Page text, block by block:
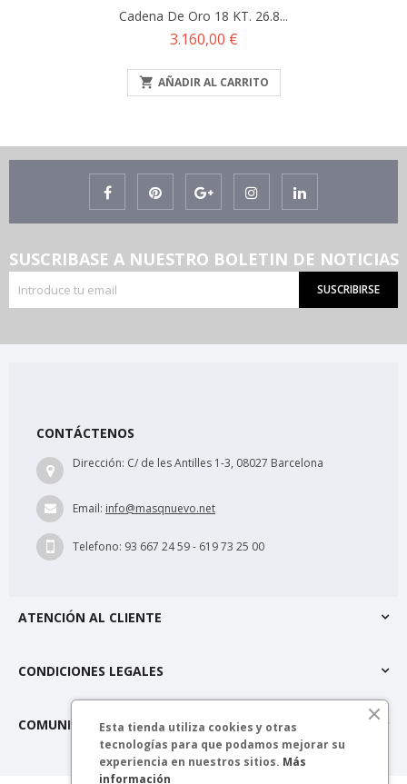
Cadena De Oro 18 KT. 26.8...
Precio
3.160,00 €
 AÑADIR AL CARRITO
SUSCRIBASE A NUESTRO BOLETIN DE NOTICIAS
SUSCRIBIRSE
CONTÁCTENOS
Dirección: C/ de les Antilles 1-3, 08027 Barcelona
Email: info@masqnuevo.net
Telefono: 93 667 24 59 - 619 73 25 00
ATENCIÓN AL CLIENTE
CONDICIONES LEGALES
COMUNIDAD MÁSQNUEVOEsta tienda utiliza cookies y otras
tecnologías para que podamos mejorar su
experiencia en nuestros sitios. Más
información